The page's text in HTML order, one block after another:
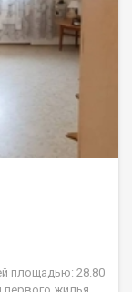
площадью: 28.80